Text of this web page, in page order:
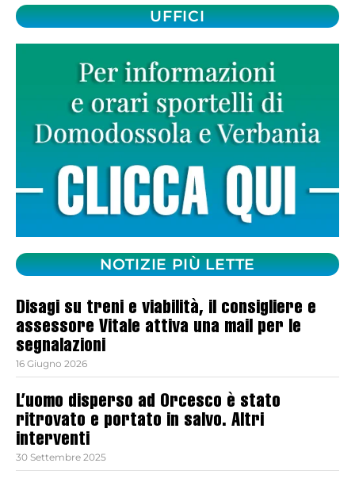
UFFICI
NOTIZIE PIÙ LETTE
Disagi su treni e viabilità, il consigliere e
assessore Vitale attiva una mail per le
segnalazioni
16 Giugno 2026
L’uomo disperso ad Orcesco è stato
ritrovato e portato in salvo. Altri
interventi
30 Settembre 2025